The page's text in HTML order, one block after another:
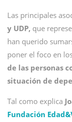
Las principales
y UDP, que
han querido
poner el foco en
de las personas
situación de
Tal como explica
Fundación